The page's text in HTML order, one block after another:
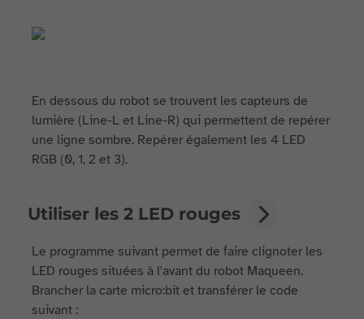
En dessous du robot se trouvent les capteurs de
lumière (Line-L et Line-R) qui permettent de repérer
une ligne sombre. Repérer également les 4 LED
RGB (0, 1, 2 et 3).
Utiliser les 2 LED rouges
Le programme suivant permet de faire clignoter les
LED rouges situées à l'avant du robot Maqueen.
Brancher la carte micro:bit et transférer le code
suivant :